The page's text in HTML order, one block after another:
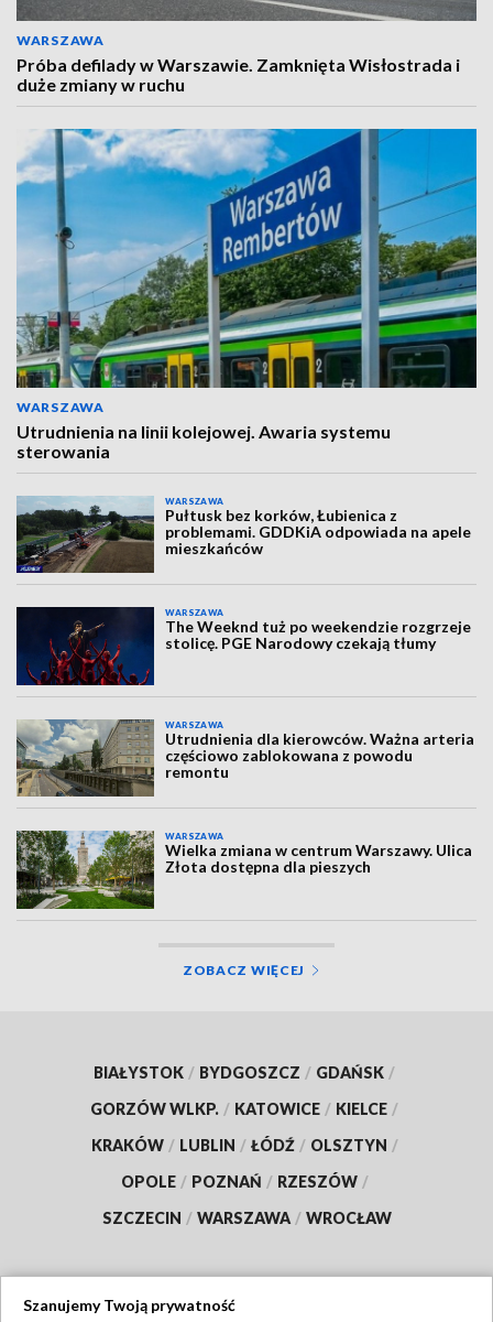
WARSZAWA
Próba defilady w Warszawie. Zamknięta Wisłostrada i
duże zmiany w ruchu
WARSZAWA
Utrudnienia na linii kolejowej. Awaria systemu
sterowania
WARSZAWA
Pułtusk bez korków, Łubienica z
problemami. GDDKiA odpowiada na apele
mieszkańców
WARSZAWA
The Weeknd tuż po weekendzie rozgrzeje
stolicę. PGE Narodowy czekają tłumy
WARSZAWA
Utrudnienia dla kierowców. Ważna arteria
częściowo zablokowana z powodu
remontu
WARSZAWA
Wielka zmiana w centrum Warszawy. Ulica
Złota dostępna dla pieszych
ZOBACZ WIĘCEJ
BIAŁYSTOK / BYDGOSZCZ / GDAŃSK /
GORZÓW WLKP. / KATOWICE / KIELCE /
KRAKÓW / LUBLIN / ŁÓDŹ / OLSZTYN /
OPOLE / POZNAŃ / RZESZÓW /
SZCZECIN / WARSZAWA / WROCŁAW
Szanujemy Twoją prywatność